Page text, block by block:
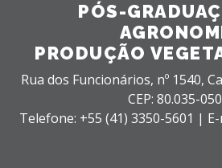
PÓS-
PRODUÇÃO
Rua dos Funcionários, nº 1540,
CEP: 80.035-
Telefone: +55 (41) 3350-5601 |